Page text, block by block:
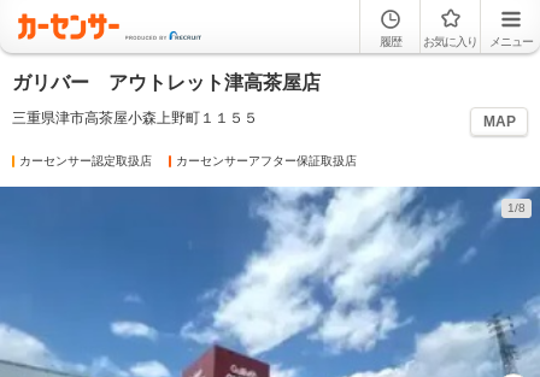
履歴 お気に入り メニュー
ガリバー アウトレット津高茶屋店
三重県津市高茶屋小森上野町１１５５ MAP
カーセンサー認定取扱店 カーセンサーアフター保証取扱店
1/8